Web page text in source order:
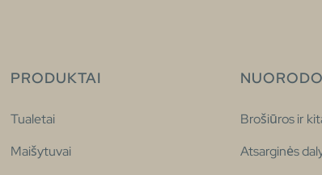
PRODUKTAI
Tualetai
Maišytuvai
Brošiūros ir
Atsarginės